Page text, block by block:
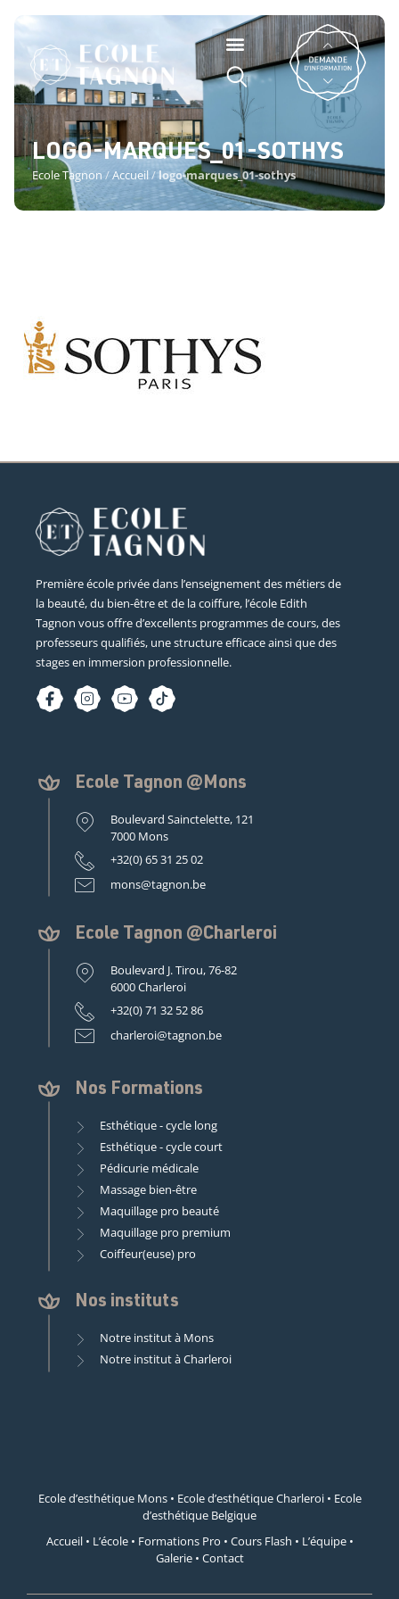
LOGO-MARQUES_01-SOTHYS
Ecole Tagnon /Accueil/logo-marques_01-sothys
Première école privée dans l’enseignement des métiers de
la beauté, du bien-être et de la coiffure, l’école Edith
Tagnon vous offre d’excellents programmes de cours, des
professeurs qualifiés, une structure efficace ainsi que des
stages en immersion professionnelle.
Ecole Tagnon @Mons
Boulevard Sainctelette, 121
7000 Mons
+32(0) 65 31 25 02
mons@tagnon.be
Ecole Tagnon @Charleroi
Boulevard J. Tirou, 76-82
6000 Charleroi
+32(0) 71 32 52 86
charleroi@tagnon.be
Nos Formations
Esthétique - cycle long
Esthétique - cycle court
Pédicurie médicale
Massage bien-être
Maquillage pro beauté
Maquillage pro premium
Coiffeur(euse) pro
Nos instituts
Notre institut à Mons
Notre institut à Charleroi
Ecole d’esthétique Mons • Ecole d’esthétique Charleroi • Ecole
d’esthétique Belgique
Accueil • L’école • Formations Pro • Cours Flash • L’équipe •
Galerie • Contact